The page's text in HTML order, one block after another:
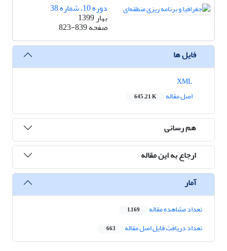
دوره 10، شماره 38
بهار 1399
صفحه823-839
فایل ها
اصل مقاله
645.21 K
هم رسانی
ارجاع به این مقاله
آمار
تعداد مشاهده مقاله 1,169
تعداد دریافت فایل اصل مقاله 663